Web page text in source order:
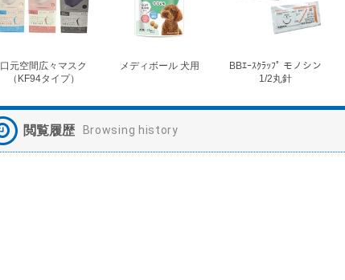
口元空間広々マスク
（KF94タイプ）
メディボール 犬用
BBｴｰｽｸﾗｯﾌﾟ モノシン
1/2丸針
閲覧履歴 Browsing history